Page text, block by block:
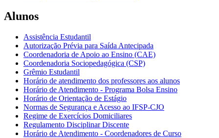
Alunos
Assistência Estudantil
Autorização Prévia para Saída Antecipada
Coordenadoria de Apoio ao Ensino (CAE)
Coordenadoria Sociopedagógica (CSP)
Grêmio Estudantil
Horário de atendimento dos professores aos alunos
Horário de Atendimento - Programa Bolsa Ensino
Horário de Orientação de Estágio
Normas de Segurança e Acesso ao IFSP-CJO
Regime de Exercícios Domiciliares
Regulamento Disciplinar Discente
Horário de Atendimento - Coordenadores de Curso